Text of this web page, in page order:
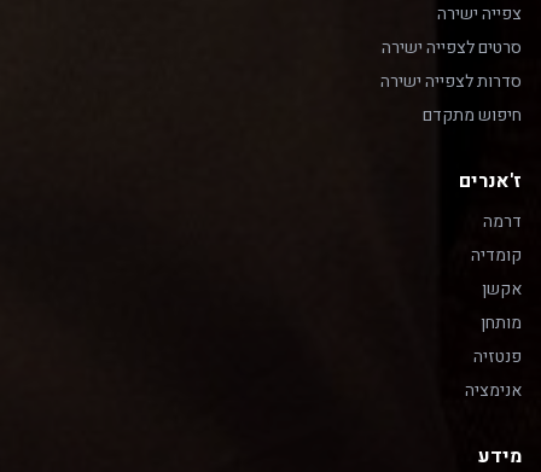
צפייה ישירה
סרטים לצפייה ישירה
סדרות לצפייה ישירה
חיפוש מתקדם
ז'אנרים
דרמה
קומדיה
אקשן
מותחן
פנטזיה
אנימציה
מידע